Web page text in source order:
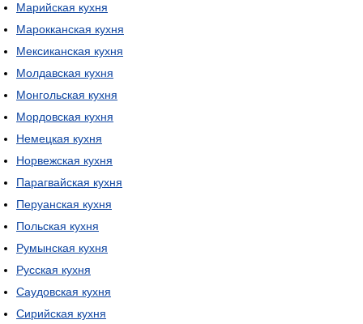
Марийская кухня
Марокканская кухня
Мексиканская кухня
Молдавская кухня
Монгольская кухня
Мордовская кухня
Немецкая кухня
Норвежская кухня
Парагвайская кухня
Перуанская кухня
Польская кухня
Румынская кухня
Русская кухня
Саудовская кухня
Сирийская кухня